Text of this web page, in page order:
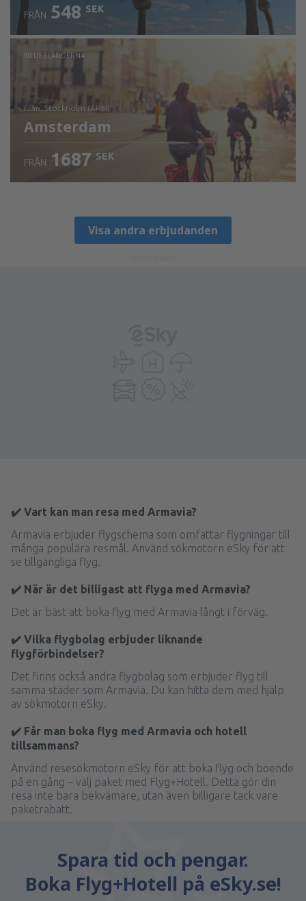
FRÅN 548 SEK
NEDERLÄNDERNA
från: Stockholm (ARN)
Amsterdam
FRÅN 1687 SEK
Visa andra erbjudanden
✔️ Vart kan man resa med Armavia?
Armavia erbjuder flygschema som omfattar flygningar till
många populära resmål. Använd sökmotorn eSky för att
se tillgängliga flyg.
✔️ När är det billigast att flyga med Armavia?
Det är bäst att boka flyg med Armavia långt i förväg.
✔️ Vilka flygbolag erbjuder liknande
flygförbindelser?
Det finns också andra flygbolag som erbjuder flyg till
samma städer som Armavia. Du kan hitta dem med hjälp
av sökmotorn eSky.
✔️ Får man boka flyg med Armavia och hotell
tillsammans?
Använd resesökmotorn eSky för att boka flyg och boende
på en gång – välj paket med Flyg+Hotell. Detta gör din
resa inte bara bekvämare, utan även billigare tack vare
paketrabatt.
Spara tid och pengar.
Boka Flyg+Hotell på eSky.se!